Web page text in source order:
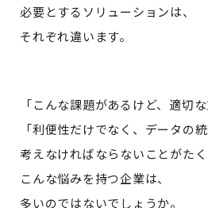
必要とするソリューションは、
それぞれ違います。
「こんな課題があるけど、適切
「利便性だけでなく、データの統
考えなければならないことがたく
こんな悩みを持つ企業は、
多いのではないでしょうか。